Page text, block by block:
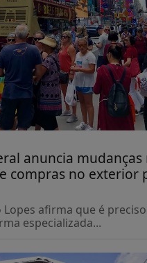
anuncia mudanças
compras no exterior
Lopes afirma que é
especializada...